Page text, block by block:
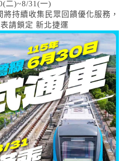
二)~8/31(一)
將持續收集民眾回饋優化服務，
請鎖定 新北捷運